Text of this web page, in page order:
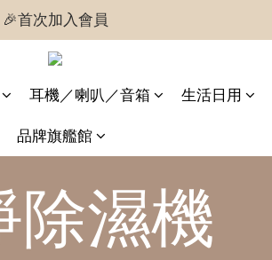
🎉首次加入會員
🎉首次加入會員
🎉即享購物金$300
🎉首次加入會員
耳機／喇叭／音箱 生活日用
品牌旗艦館
除濕機